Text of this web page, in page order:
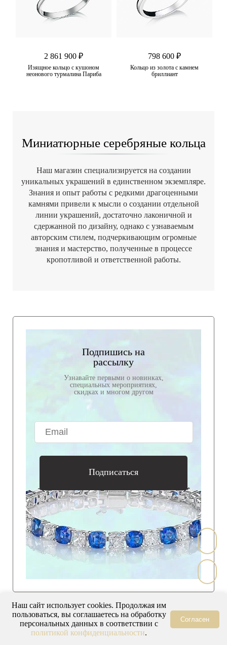
2 861 900 ₽
Изящное кольцо с кушоном
неонового турмалина Париба
798 600 ₽
Кольцо из золота с камнем
бриллиант
Миниатюрные серебряные кольца
Наш магазин специализируется на создании
уникальных украшений в единственном экземпляре.
Знания и опыт работы с редкими драгоценными
камнями привели к мысли о создании отдельной
линии украшений, достаточно лаконичной и
сдержанной по дизайну, однако с узнаваемым
авторским стилем, подчеркивающим огромные
знания и мастерство, полученные в процессе
кропотливой и ответственной работы.
Подпишись на
рассылку
Узнавайте первыми о новинках,
специальных мероприятиях,
скидках и многом другом
Подписаться
Наш сайт использует cookies. Продолжая им
пользоваться, вы соглашаетесь на обработку
персональных данных в соответствии с
политикой конфиденциальности.
Согласен